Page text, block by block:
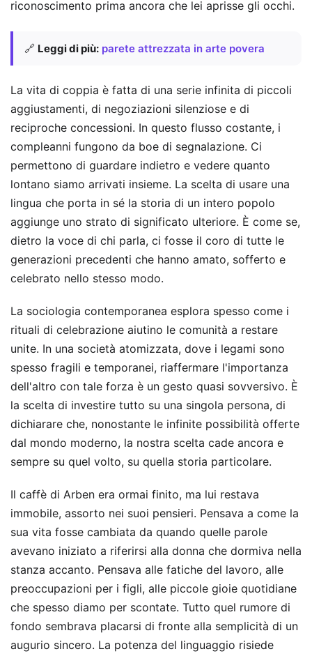
riconoscimento prima ancora che lei aprisse gli occhi.
🔗 Leggi di più: parete attrezzata in arte povera
La vita di coppia è fatta di una serie infinita di piccoli
aggiustamenti, di negoziazioni silenziose e di
reciproche concessioni. In questo flusso costante, i
compleanni fungono da boe di segnalazione. Ci
permettono di guardare indietro e vedere quanto
lontano siamo arrivati insieme. La scelta di usare una
lingua che porta in sé la storia di un intero popolo
aggiunge uno strato di significato ulteriore. È come se,
dietro la voce di chi parla, ci fosse il coro di tutte le
generazioni precedenti che hanno amato, sofferto e
celebrato nello stesso modo.
La sociologia contemporanea esplora spesso come i
rituali di celebrazione aiutino le comunità a restare
unite. In una società atomizzata, dove i legami sono
spesso fragili e temporanei, riaffermare l'importanza
dell'altro con tale forza è un gesto quasi sovversivo. È
la scelta di investire tutto su una singola persona, di
dichiarare che, nonostante le infinite possibilità offerte
dal mondo moderno, la nostra scelta cade ancora e
sempre su quel volto, su quella storia particolare.
Il caffè di Arben era ormai finito, ma lui restava
immobile, assorto nei suoi pensieri. Pensava a come la
sua vita fosse cambiata da quando quelle parole
avevano iniziato a riferirsi alla donna che dormiva nella
stanza accanto. Pensava alle fatiche del lavoro, alle
preoccupazioni per i figli, alle piccole gioie quotidiane
che spesso diamo per scontate. Tutto quel rumore di
fondo sembrava placarsi di fronte alla semplicità di un
augurio sincero. La potenza del linguaggio risiede